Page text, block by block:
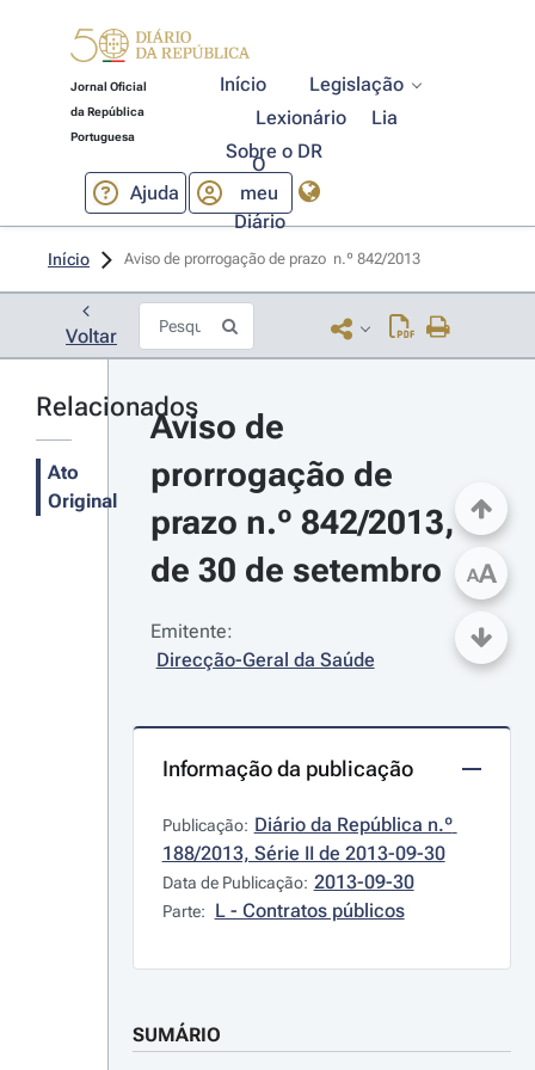
Jornal Oficial
da República
Portuguesa
Início
Legislação
Lexionário
Lia
Sobre o DR
Ajuda
O
meu
Diário
Início Aviso de prorrogação de prazo  n.º 842/2013
Voltar
Relacionados
Ato
Original
Aviso de
prorrogação de
prazo n.º 842/2013,
de 30 de setembro
Emitente:
Direcção-Geral da Saúde
Informação da publicação
Publicação: Diário da República n.º
188/2013, Série II de 2013-09-30
Data de Publicação: 2013-09-30
Parte: L - Contratos públicos
SUMÁRIO
AA